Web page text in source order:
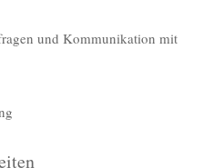
und Kommunikation mit